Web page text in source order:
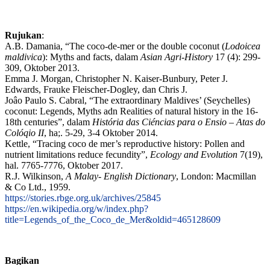
Rujukan:
A.B. Damania, “The coco-de-mer or the double coconut (Lodoicea
maldivica): Myths and facts, dalam Asian Agri-History 17 (4): 299-
309, Oktober 2013.
Emma J. Morgan, Christopher N. Kaiser-Bunbury, Peter J.
Edwards, Frauke Fleischer-Dogley, dan Chris J.
Joâo Paulo S. Cabral, “The extraordinary Maldives’ (Seychelles)
coconut: Legends, Myths adn Realities of natural history in the 16-
18th centuries”, dalam História das Ciéncias para o Ensio – Atas do
Colóqio II, ha;. 5-29, 3-4 Oktober 2014.
Kettle, “Tracing coco de mer’s reproductive history: Pollen and
nutrient limitations reduce fecundity”, Ecology and Evolution 7(19),
hal. 7765-7776, Oktober 2017.
R.J. Wilkinson, A Malay- English Dictionary, London: Macmillan
& Co Ltd., 1959.
https://stories.rbge.org.uk/archives/25845
https://en.wikipedia.org/w/index.php?
title=Legends_of_the_Coco_de_Mer&oldid=465128609
Bagikan